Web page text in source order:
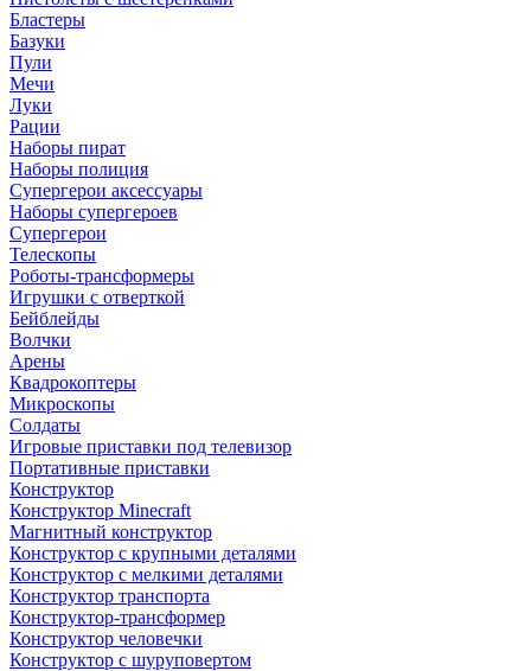
Бластеры
Базуки
Пули
Мечи
Луки
Рации
Наборы пират
Наборы полиция
Супергерои аксессуары
Наборы супергероев
Супергерои
Телескопы
Роботы-трансформеры
Игрушки с отверткой
Бейблейды
Волчки
Арены
Квадрокоптеры
Микроскопы
Солдаты
Игровые приставки под телевизор
Портативные приставки
Конструктор
Конструктор Minecraft
Магнитный конструктор
Конструктор с крупными деталями
Конструктор с мелкими деталями
Конструктор транспорта
Конструктор-трансформер
Конструктор человечки
Конструктор с шуруповертом